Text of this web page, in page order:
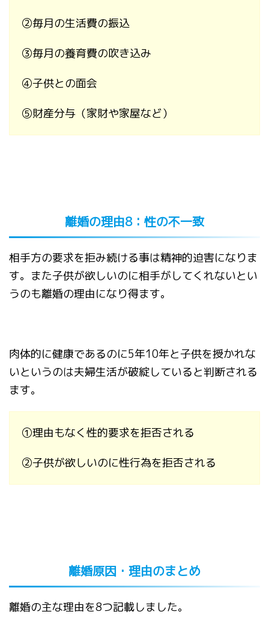
②毎月の生活費の振込
③毎月の養育費の吹き込み
④子供との面会
⑤財産分与（家財や家屋など）
離婚の理由8：性の不一致
相手方の要求を拒み続ける事は精神的迫害になりま
す。 また子供が欲しいのに相手がしてくれないとい
うのも離婚の理由になり得ます。
肉体的に健康であるのに5年10年と子供を授かれな
いというのは夫婦生活が破綻していると判断される
ます。
①理由もなく性的要求を拒否される
②子供が欲しいのに性行為を拒否される
離婚原因・理由のまとめ
離婚の主な理由を8つ記載しました。